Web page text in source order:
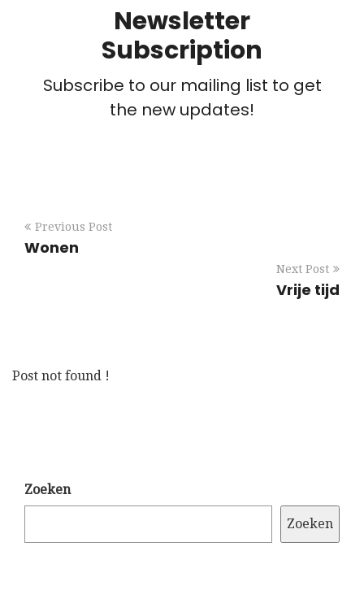
Newsletter
Subscription
Subscribe to our mailing list to get
the new updates!
Previous Post
Wonen
Next Post
Vrije tijd
Post not found !
Zoeken
Zoeken